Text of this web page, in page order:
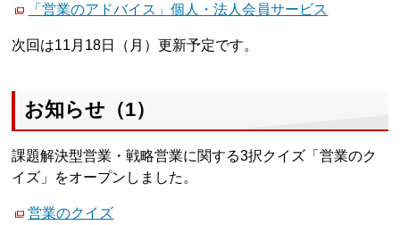
「営業のアドバイス」個人・法人会員サービス
次回は11月18日（月）更新予定です。
お知らせ（1）
課題解決型営業・戦略営業に関する3択クイズ「営業のク
イズ」をオープンしました。
営業のクイズ